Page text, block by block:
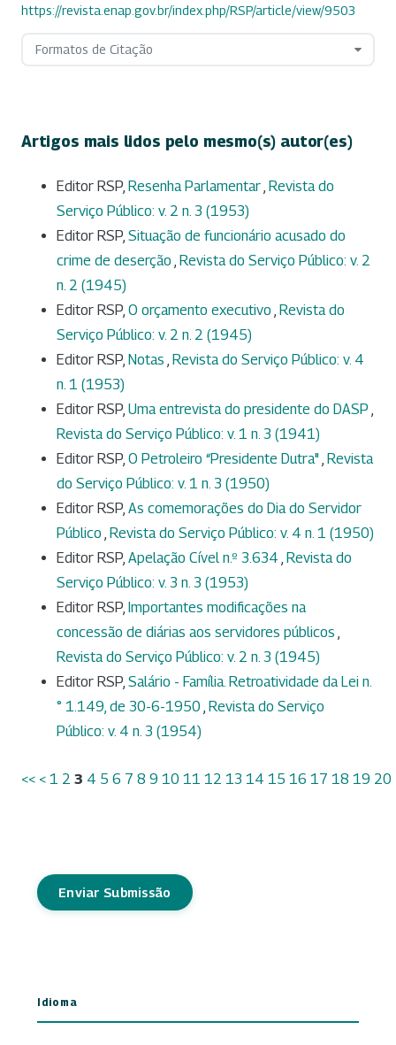
https://revista.enap.gov.br/index.php/RSP/article/view/9503
Formatos de Citação
Artigos mais lidos pelo mesmo(s) autor(es)
Editor RSP, Resenha Parlamentar, Revista do
Serviço Público: v. 2 n. 3 (1953)
Editor RSP, Situação de funcionário acusado do
crime de deserção , Revista do Serviço Público: v. 2
n. 2 (1945)
Editor RSP, O orçamento executivo , Revista do
Serviço Público: v. 2 n. 2 (1945)
Editor RSP, Notas , Revista do Serviço Público: v. 4
n. 1 (1953)
Editor RSP, Uma entrevista do presidente do DASP ,
Revista do Serviço Público: v. 1 n. 3 (1941)
Editor RSP, O Petroleiro “Presidente Dutra" , Revista
do Serviço Público: v. 1 n. 3 (1950)
Editor RSP, As comemorações do Dia do Servidor
Público , Revista do Serviço Público: v. 4 n. 1 (1950)
Editor RSP, Apelação Cível n.º 3.634 , Revista do
Serviço Público: v. 3 n. 3 (1953)
Editor RSP, Importantes modificações na
concessão de diárias aos servidores públicos ,
Revista do Serviço Público: v. 2 n. 3 (1945)
Editor RSP, Salário - Família. Retroatividade da Lei n.
° 1.149, de 30-6-1950 , Revista do Serviço
Público: v. 4 n. 3 (1954)
<< < 1 2 3 4 5 6 7 8 9 10 11 12 13 14 15 16 17 18 19 20
Enviar Submissão
Idioma